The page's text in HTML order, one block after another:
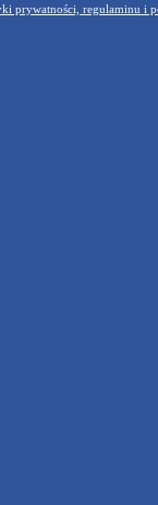
prywatności, regulaminu i